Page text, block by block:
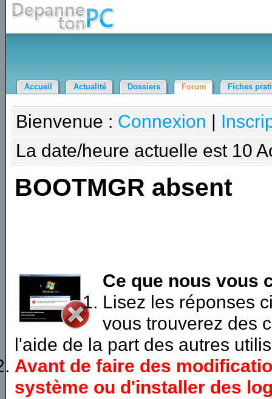
Accueil Actualité Dossiers Forum Fiches
Bienvenue : Connexion |
La date/heure actuelle est 10
BOOTMGR absent
Ce que nous vous
Lisez les réponses
vous trouverez des
l'aide de la part des autres
Avant de faire des
système ou d'installer des